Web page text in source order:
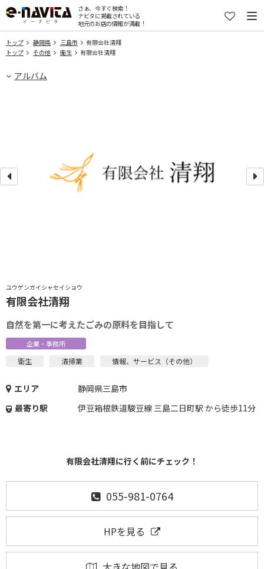
さぁ、今すぐ検索！
ナビタに掲載されている
地元のお店の情報が満載！
トップ 静岡県 三島市
有限会社清翔
トップ
その他 衛生 有限会社清翔
アルバム
ユウゲンガイシャセイショウ
有限会社清翔
自然を第一に考えたごみの原料を目指して
企業・事務所
衛生 清掃業 情報、サービス（その他）
エリア
静岡県三島市
最寄り駅
伊豆箱根鉄道駿豆線 三島二日町駅 から徒歩11分
有限会社清翔に行く前にチェック！
055-981-0764
HPを見る